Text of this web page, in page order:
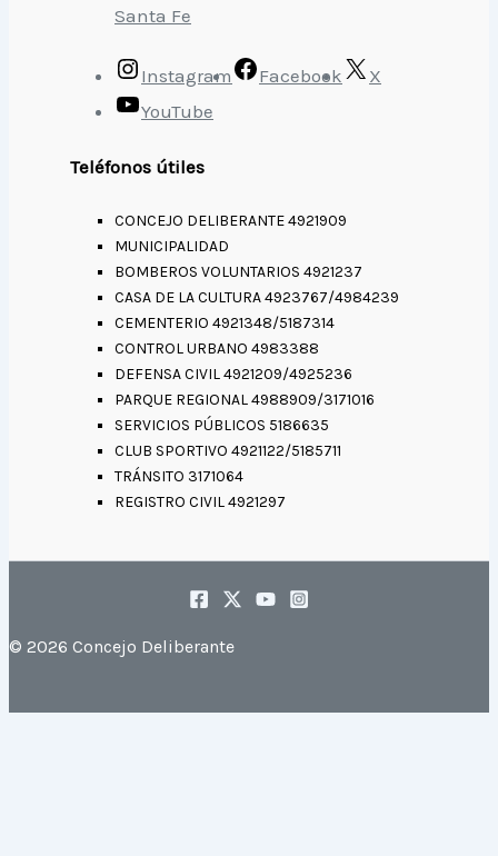
Santa Fe
Instagram Facebook
X
YouTube
Teléfonos útiles
CONCEJO DELIBERANTE 4921909
MUNICIPALIDAD
BOMBEROS VOLUNTARIOS 4921237
CASA DE LA CULTURA 4923767/4984239
CEMENTERIO 4921348/5187314
CONTROL URBANO 4983388
DEFENSA CIVIL 4921209/4925236
PARQUE REGIONAL 4988909/3171016
SERVICIOS PÚBLICOS 5186635
CLUB SPORTIVO 4921122/5185711
TRÁNSITO 3171064
REGISTRO CIVIL 4921297
© 2026 Concejo Deliberante